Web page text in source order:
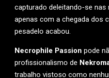
capturado deleitando-se
apenas com a chegada dos
pesadelo acabou.
Necrophile Passion pode
profissionalismo de
trabalho vistoso como